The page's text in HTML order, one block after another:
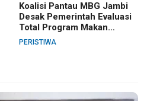
Koalisi Pantau MBG Jambi
Desak Pemerintah Evaluasi
Total Program Makan
Bergizi Gratis
PERISTIWA